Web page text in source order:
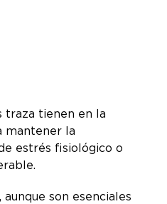
traza tienen en la
mantener la
estrés fisiológico o
son esenciales